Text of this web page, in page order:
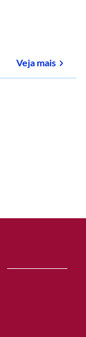
Veja maissobre